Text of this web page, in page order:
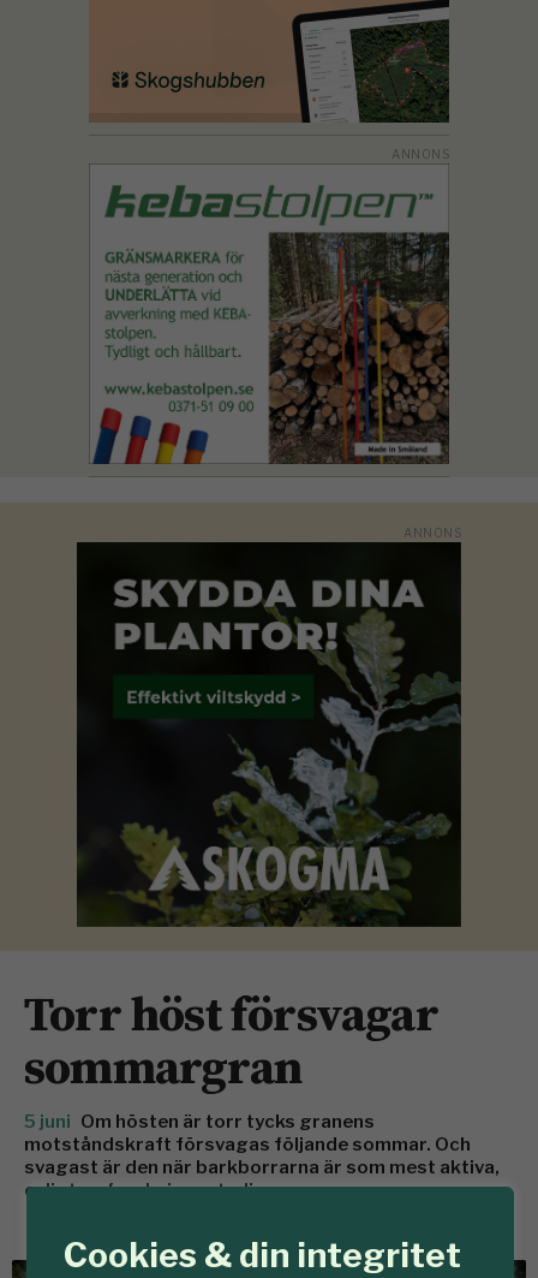
Cookies & din integritet
Torr höst försvagar
sommargran
5 juni Om hösten är torr tycks granens
motståndskraft försvagas följande sommar. Och
svagast är den när barkborrarna är som mest aktiva,
enligt en forskningsstudie.